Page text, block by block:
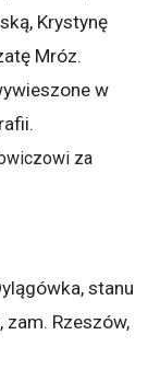
Krystynę
Mróz.
w
za
stanu
zam. Rzeszów,